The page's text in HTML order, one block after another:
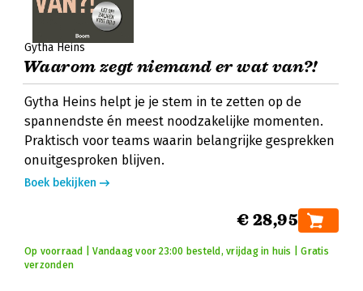
Gytha Heins
Waarom zegt niemand er wat van?!
Gytha Heins helpt je je stem in te zetten op de
spannendste én meest noodzakelijke momenten.
Praktisch voor teams waarin belangrijke gesprekken
onuitgesproken blijven.
Boek bekijken
€ 28,95
Op voorraad | Vandaag voor 23:00 besteld, vrijdag in huis | Gratis
verzonden